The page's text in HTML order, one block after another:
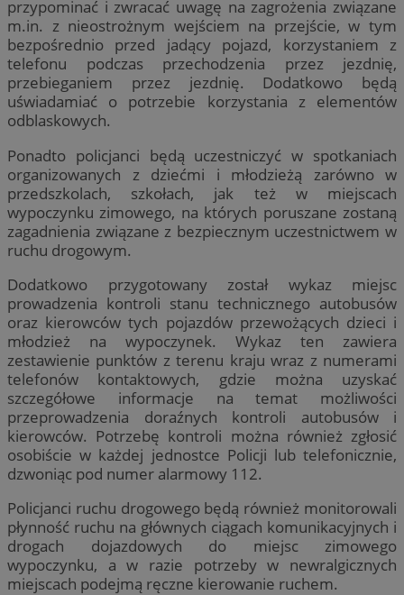
przypominać i zwracać uwagę na zagrożenia związane
m.in. z nieostrożnym wejściem na przejście, w tym
bezpośrednio przed jadący pojazd, korzystaniem z
telefonu podczas przechodzenia przez jezdnię,
przebieganiem przez jezdnię. Dodatkowo będą
uświadamiać o potrzebie korzystania z elementów
odblaskowych.
Ponadto policjanci będą uczestniczyć w spotkaniach
organizowanych z dziećmi i młodzieżą zarówno w
przedszkolach, szkołach, jak też w miejscach
wypoczynku zimowego, na których poruszane zostaną
zagadnienia związane z bezpiecznym uczestnictwem w
ruchu drogowym.
Dodatkowo przygotowany został wykaz miejsc
prowadzenia kontroli stanu technicznego autobusów
oraz kierowców tych pojazdów przewożących dzieci i
młodzież na wypoczynek. Wykaz ten zawiera
zestawienie punktów z terenu kraju wraz z numerami
telefonów kontaktowych, gdzie można uzyskać
szczegółowe informacje na temat możliwości
przeprowadzenia doraźnych kontroli autobusów i
kierowców. Potrzebę kontroli można również zgłosić
osobiście w każdej jednostce Policji lub telefonicznie,
dzwoniąc pod numer alarmowy 112.
Policjanci ruchu drogowego będą również monitorowali
płynność ruchu na głównych ciągach komunikacyjnych i
drogach dojazdowych do miejsc zimowego
wypoczynku, a w razie potrzeby w newralgicznych
miejscach podejmą ręczne kierowanie ruchem.